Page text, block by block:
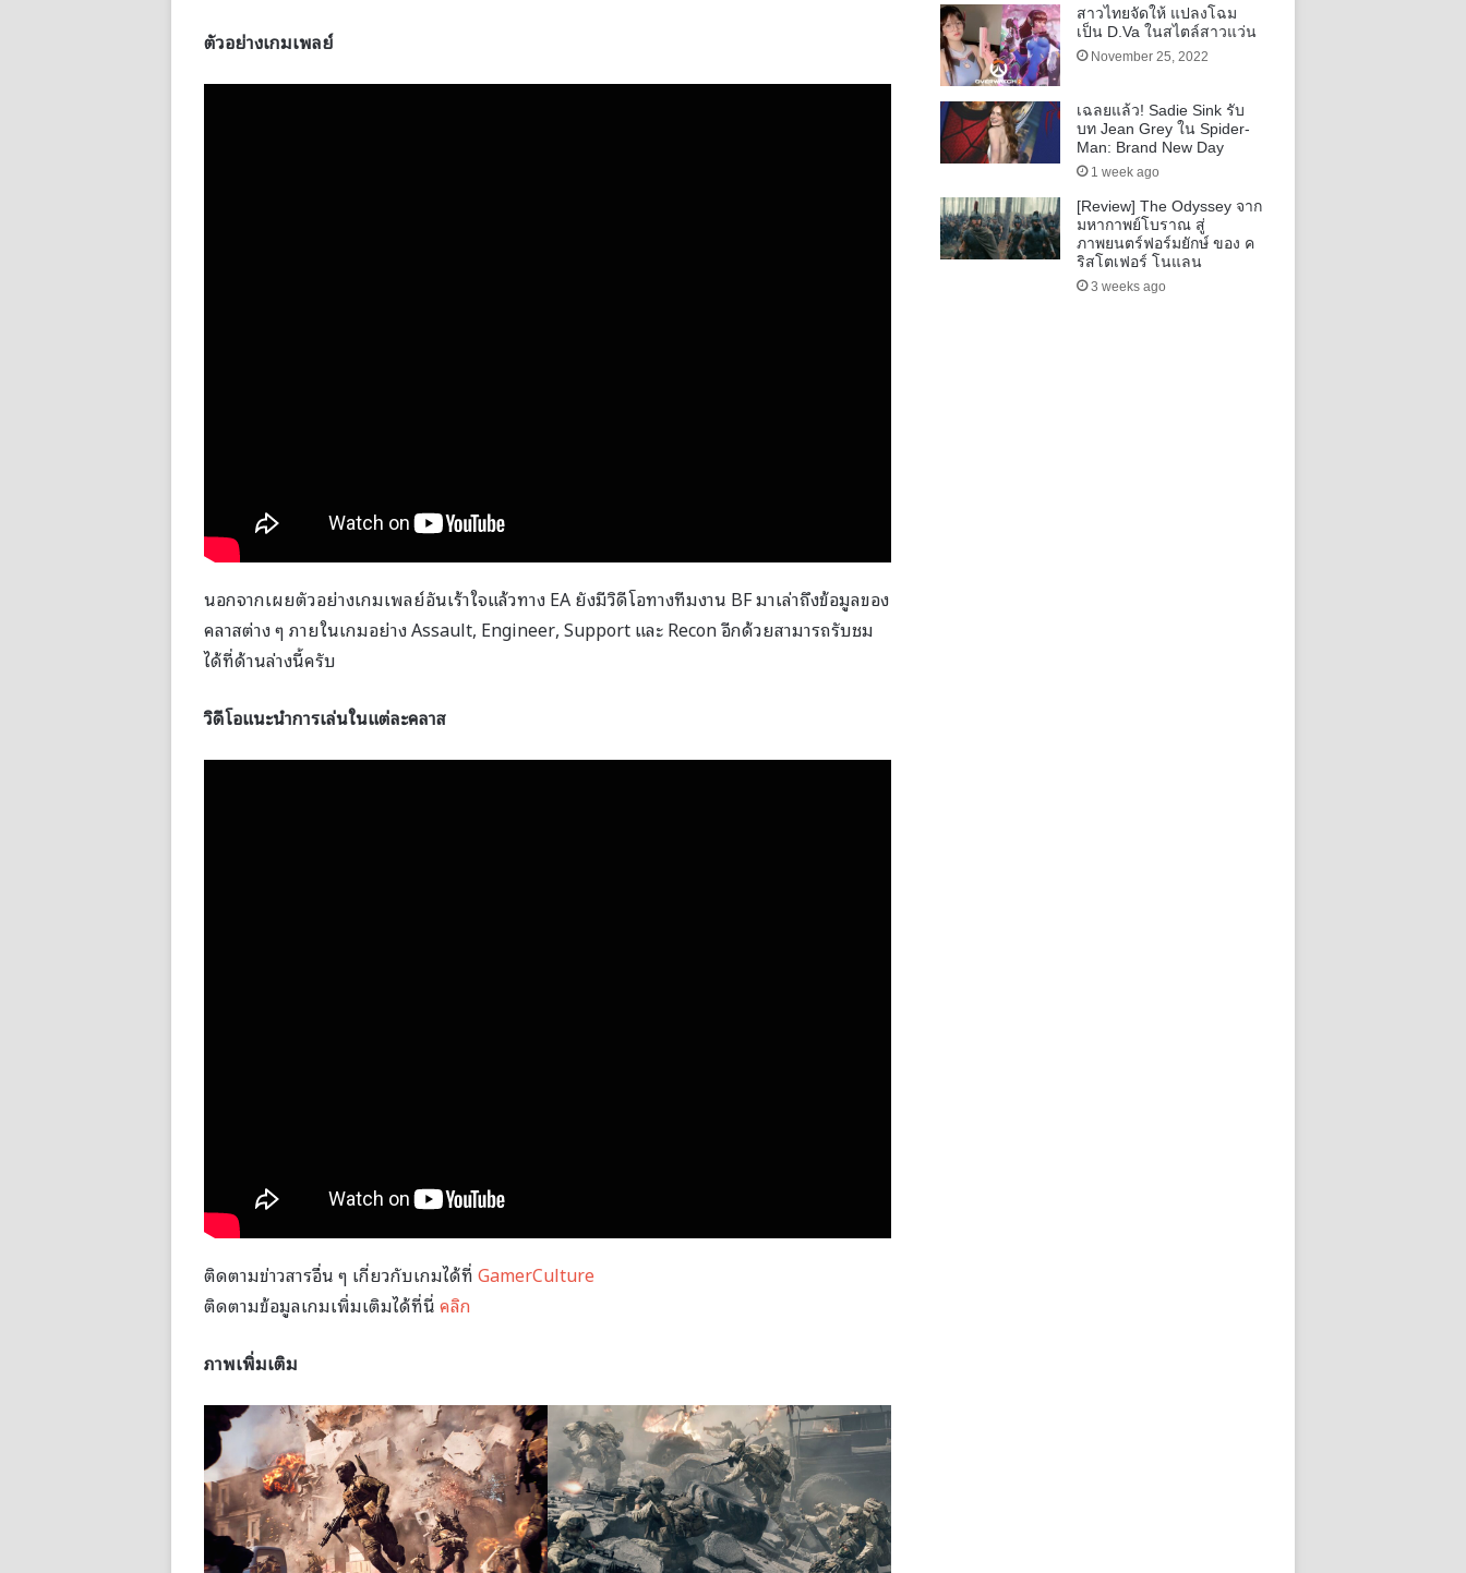
ตัวอย่างเกมเพลย์
นอกจากเผยตัวอย่างเกมเพลย์อันเร้าใจแล้วทาง EA ยังมีวิดีโอทางทีมงาน BF มาเล่าถึงข้อมูลของ
คลาสต่าง ๆ ภายในเกมอย่าง Assault, Engineer, Support และ Recon อีกด้วยสามารถรับชม
ได้ที่ด้านล่างนี้ครับ
วิดีโอแนะนำการเล่นในแต่ละคลาส
ติดตามข่าวสารอื่น ๆ เกี่ยวกับเกมได้ที่GamerCulture
ติดตามข้อมูลเกมเพิ่มเติมได้ที่นี่คลิก
ภาพเพิ่มเติม
สาวไทยจัดให้ แปลงโฉม
เป็น D.Va ในสไตล์สาวแว่น
November 25, 2022
เฉลยแล้ว! Sadie Sink รับ
บท Jean Grey ใน Spider-
Man: Brand New Day
1 week ago
[Review] The Odyssey จาก
มหากาพย์โบราณ สู่
ภาพยนตร์ฟอร์มยักษ์ ของ ค
ริสโตเฟอร์ โนแลน
3 weeks ago